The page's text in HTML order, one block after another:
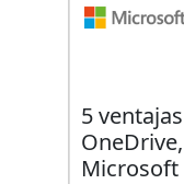
5
Microsoft